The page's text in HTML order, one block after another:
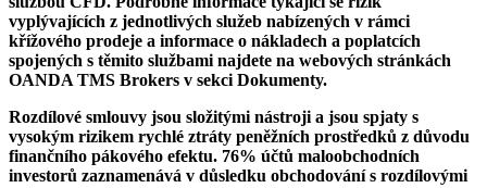
vyplývajících z jednotlivých služeb nabízených v rámci
křížového prodeje a informace o nákladech a poplatcích
spojených s těmito službami najdete na webových stránkách
OANDA TMS Brokers v sekci Dokumenty.
Rozdílové smlouvy jsou složitými nástroji a jsou spjaty s
vysokým rizikem rychlé ztráty peněžních prostředků z důvodu
finančního pákového efektu. 76% účtů maloobchodních
investorů zaznamenává v důsledku obchodování s rozdílovými